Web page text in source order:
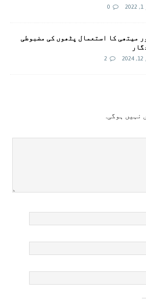
0
میتھی کا استعمال پٹھوں کی مضبوطی
2
نہيں ہوگی.